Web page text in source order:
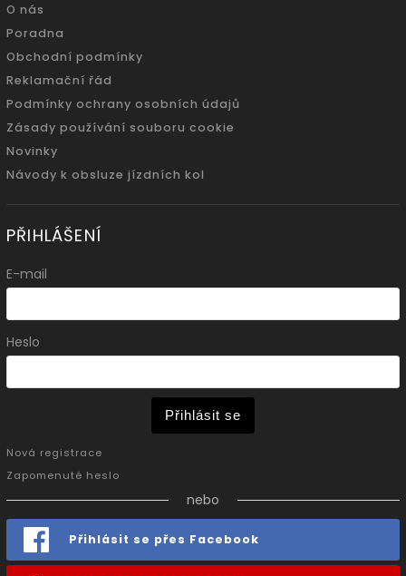
O nás
Poradna
Obchodní podmínky
Reklamační řád
Podmínky ochrany osobních údajů
Zásady používání souboru cookie
Novinky
Návody k obsluze jízdních kol
PŘIHLÁŠENÍ
E-mail
Heslo
Přihlásit se
Nová registrace
Zapomenuté heslo
nebo
Přihlásit se přes Facebook